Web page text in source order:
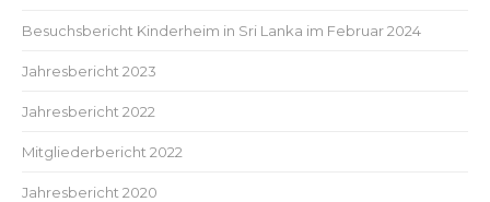
Besuchsbericht Kinderheim in Sri Lanka im Februar 2024
Jahresbericht 2023
Jahresbericht 2022
Mitgliederbericht 2022
Jahresbericht 2020